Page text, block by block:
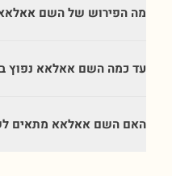
מה הפירוש של השם
עד כמה השם אאלאא נפוץ
האם השם אאלאא מתאים